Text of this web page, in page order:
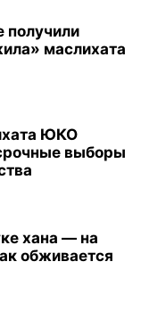
получили
маслихата
ЮКО
выборы
хана — на
обживается